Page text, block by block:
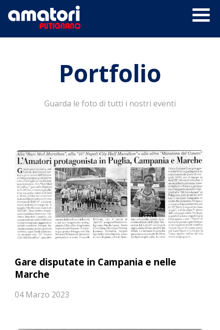
Portfolio
Guarda le foto di tutti i nostri eventi
Gare disputate in Campania e nelle
Marche
04 Marzo 2023